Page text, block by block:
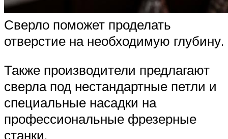
Сверло поможет проделать
отверстие на необходимую глубину.
Также производители предлагают
сверла под нестандартные петли и
специальные насадки на
профессиональные фрезерные
станки.